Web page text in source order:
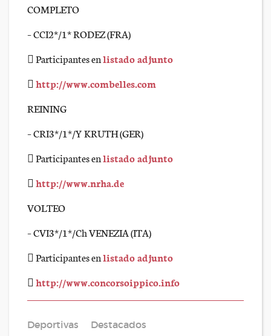
COMPLETO
– CCI2*/1* RODEZ (FRA)
 Participantes enlistado adjunto
 http://www.combelles.com
REINING
– CRI3*/1*/Y KRUTH (GER)
 Participantes enlistado adjunto
 http://www.nrha.de
VOLTEO
– CVI3*/1*/Ch VENEZIA (ITA)
 Participantes enlistado adjunto
 http://www.concorsoippico.info
Deportivas Destacados